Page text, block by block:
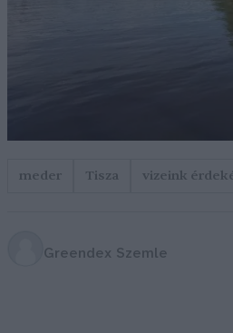
meder Tisza vizeink
Greendex Szemle